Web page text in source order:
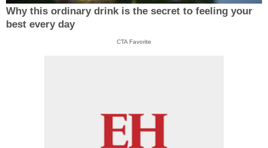
Why this ordinary drink is the secret to feeling your
best every day
CTA Favorite